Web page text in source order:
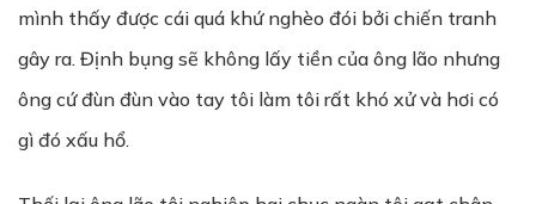
mình thấy được cái quá khứ nghèo đói bởi chiến tranh
gây ra. Định bụng sẽ không lấy tiền của ông lão nhưng
ông cứ đùn đùn vào tay tôi làm tôi rất khó xử và hơi có
gì đó xấu hổ.